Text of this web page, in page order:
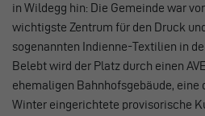
in Wildegg hin: Die Gemeinde war
wichtigste Zentrum für den Druck
sogenannten Indienne-Textilien in
Belebt wird der Platz durch einen
ehemaligen Bahnhofsgebäude, eine
Winter eingerichtete provisorische